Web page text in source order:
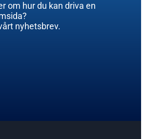
om hur du kan driva en
nyhetsbrev.